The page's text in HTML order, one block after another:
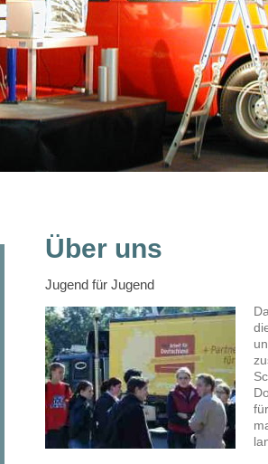
Über uns
Jugend für Jugend